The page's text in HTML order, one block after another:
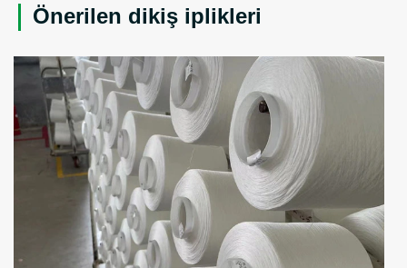
Önerilen dikiş iplikleri